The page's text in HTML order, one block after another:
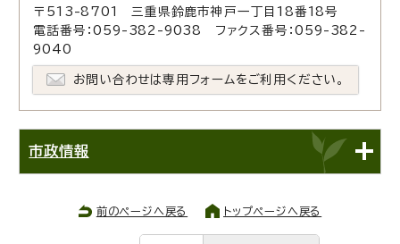
〒513-8701 三重県鈴鹿市神戸一丁目18番18号
電話番号：059-382-9038 ファクス番号：059-382-
9040
お問い合わせは専用フォームをご利用ください。
市政情報
前のページへ戻る トップページへ戻る